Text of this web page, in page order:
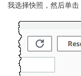
我选择快照，然后单击